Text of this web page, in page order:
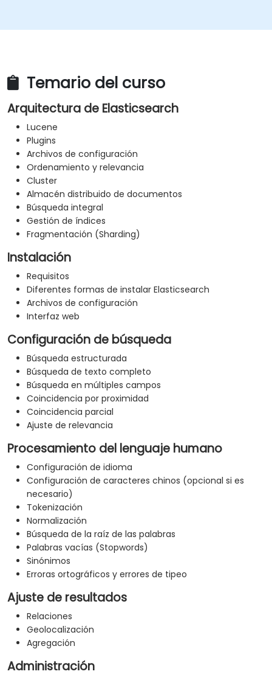
Temario del curso
Arquitectura de Elasticsearch
Lucene
Plugins
Archivos de configuración
Ordenamiento y relevancia
Cluster
Almacén distribuido de documentos
Búsqueda integral
Gestión de índices
Fragmentación (Sharding)
Instalación
Requisitos
Diferentes formas de instalar Elasticsearch
Archivos de configuración
Interfaz web
Configuración de búsqueda
Búsqueda estructurada
Búsqueda de texto completo
Búsqueda en múltiples campos
Coincidencia por proximidad
Coincidencia parcial
Ajuste de relevancia
Procesamiento del lenguaje humano
Configuración de idioma
Configuración de caracteres chinos (opcional si es
necesario)
Tokenización
Normalización
Búsqueda de la raíz de las palabras
Palabras vacías (Stopwords)
Sinónimos
Erroras ortográficos y errores de tipeo
Ajuste de resultados
Relaciones
Geolocalización
Agregación
Administración